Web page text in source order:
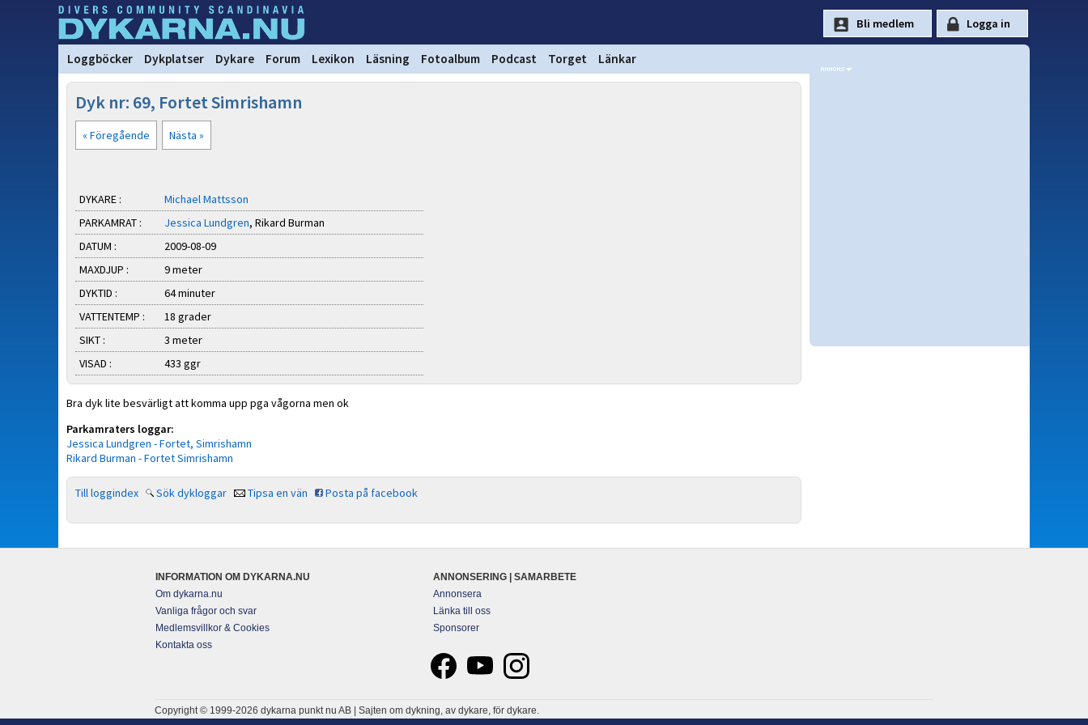
Loggböcker Dykplatser Dykare Forum Lexikon Läsning Fotoalbum Podcast Torget Länkar
Dyk nr: 69, Fortet Simrishamn
« Föregående Nästa »
DYKARE :
Michael Mattsson
PARKAMRAT :
Jessica Lundgren, Rikard Burman
DATUM :
2009-08-09
MAXDJUP :
9 meter
DYKTID :
64 minuter
VATTENTEMP :
18 grader
SIKT :
3 meter
VISAD :
433 ggr
Bra dyk lite besvärligt att komma upp pga vågorna men ok
Parkamraters loggar:
Jessica Lundgren - Fortet, Simrishamn
Rikard Burman - Fortet Simrishamn
Till loggindex Sök dykloggar Tipsa en vän Posta på facebook
INFORMATION OM DYKARNA.NU
Om dykarna.nu
Vanliga frågor och svar
Medlemsvillkor & Cookies
Kontakta oss
ANNONSERING | SAMARBETE
Annonsera
Länka till oss
Sponsorer
Copyright © 1999-2026 dykarna punkt nu AB | Sajten om dykning, av dykare, för dykare.